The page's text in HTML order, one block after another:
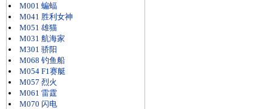
M001 蝙蝠
M041 胜利女神
M051 雄猫
M031 航海家
M301 骄阳
M068 钓鱼船
M054 F1赛艇
M057 烈火
M061 雷霆
M070 闪电